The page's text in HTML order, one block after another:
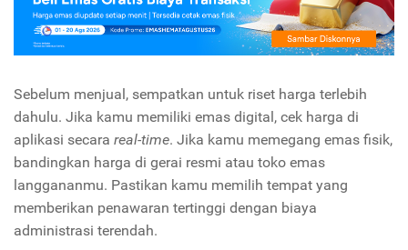
Sebelum menjual, sempatkan untuk riset harga terlebih
dahulu. Jika kamu memiliki emas digital, cek harga di
aplikasi secara real-time. Jika kamu memegang emas fisik,
bandingkan harga di gerai resmi atau toko emas
langgananmu. Pastikan kamu memilih tempat yang
memberikan penawaran tertinggi dengan biaya
administrasi terendah.